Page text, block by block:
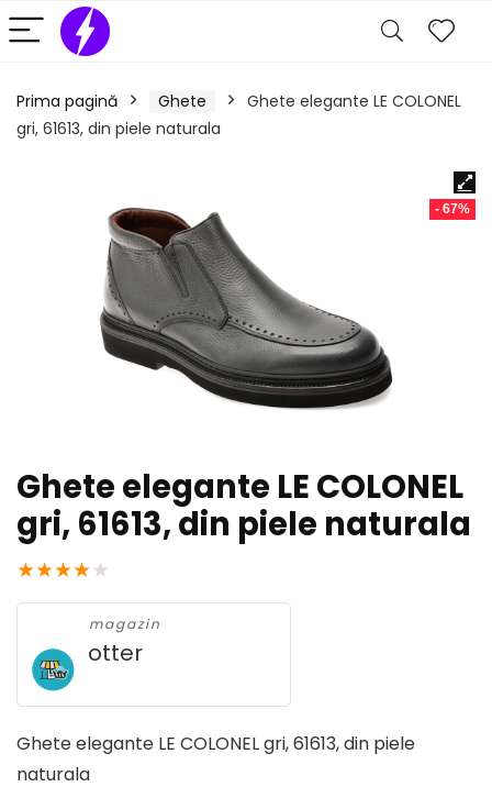
Prima pagină Ghete
Ghete elegante LE COLONEL
gri, 61613, din piele naturala
- 67%
Ghete elegante LE COLONEL
gri, 61613, din piele naturala
★★★★★
magazin
otter
Ghete elegante LE COLONEL gri, 61613, din piele
naturala